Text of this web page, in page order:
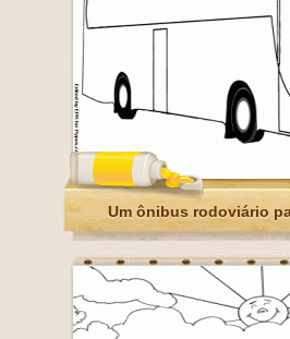
Um ônibus rodoviário